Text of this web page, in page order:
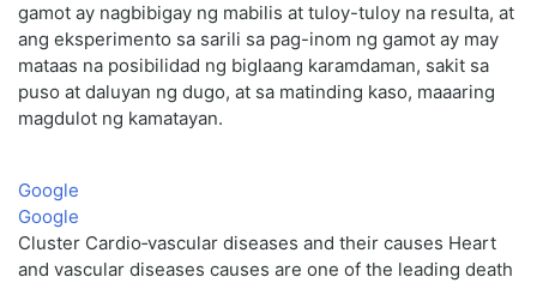
gamot ay nagbibigay ng mabilis at tuloy-tuloy na resulta, at
ang eksperimento sa sarili sa pag-inom ng gamot ay may
mataas na posibilidad ng biglaang karamdaman, sakit sa
puso at daluyan ng dugo, at sa matinding kaso, maaaring
magdulot ng kamatayan.
Google
Google
Cluster Cardio‑vascular diseases and their causes Heart
and vascular diseases causes are one of the leading death